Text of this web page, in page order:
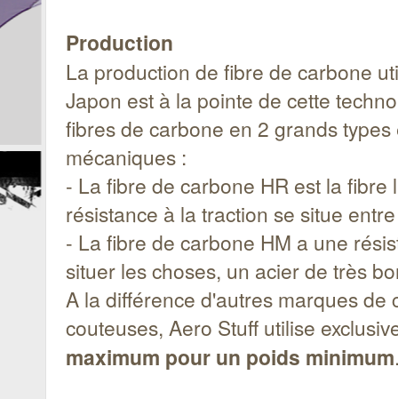
Production
La production de fibre de carbone
Japon est à la pointe de cette
fibres de carbone en 2 grands
mécaniques :
- La fibre de carbone HR est la
résistance à la traction se situe
- La fibre de carbone HM a une
situer les choses, un acier de très
A la différence d'autres marques
couteuses, Aero Stuff utilise
maximum pour un poids minimum